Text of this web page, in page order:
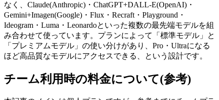
なく、Claude(Anthropic)・ChatGPT+DALL-E(OpenAI)・
Gemini+Imagen(Google)・Flux・Recraft・Playground・
Ideogram・Luma・Leonardoといった複数の最先端モデルを組
み合わせて使っています。プランによって「標準モデル」と
「プレミアムモデル」の使い分けがあり、Pro・Ultraになる
ほど高品質なモデルにアクセスできる、という設計です。
チーム利用時の料金について(参考)